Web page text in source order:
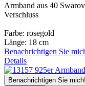
Armband aus 40
Verschluss
Farbe: rosegold
Länge: 18 cm
Benachrichtigen Sie
Details
Benachrichtigen Sie mich!